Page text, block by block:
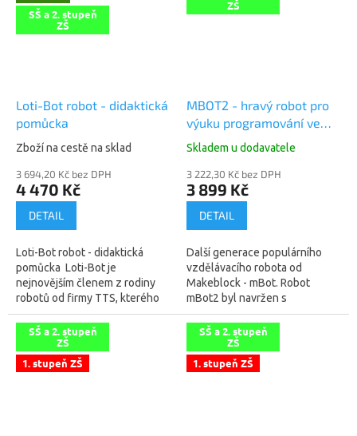
SŠ a 2. stupeň
ZŠ
Loti-Bot robot - didaktická
pomůcka
Zboží na cestě na sklad
3 694,20 Kč bez DPH
4 470 Kč
DETAIL
Loti-Bot robot - didaktická
pomůcka Loti-Bot je
nejnovějším členem z rodiny
robotů od firmy TTS, kterého
můžete programovat pomocí
blokového programování. Loti-
ZŠ
MBOT2 - hravý robot pro
výuku programování ve
školách
Skladem u dodavatele
3 222,30 Kč bez DPH
3 899 Kč
DETAIL
Další generace populárního
vzdělávacího robota od
Makeblock - mBot. Robot
mBot2 byl navržen s
rozšířenými možnostmi
použitelnými na základních i
středních školách....
SŠ a 2. stupeň
ZŠ
1. stupeň ZŠ
SŠ a 2. stupeň
ZŠ
1. stupeň ZŠ